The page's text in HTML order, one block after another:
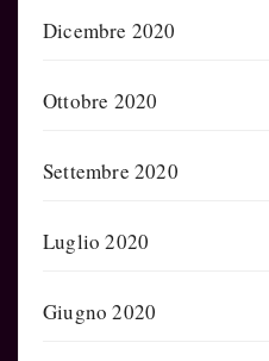
Dicembre 2020
Ottobre 2020
Settembre 2020
Luglio 2020
Giugno 2020